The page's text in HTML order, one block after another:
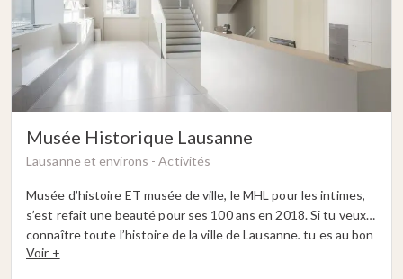
Musée Historique Lausanne
Lausanne et environs -Activités
Musée d’histoire ET musée de ville, le MHL pour les intimes,
s’est refait une beauté pour ses 100 ans en 2018. Si tu veux
connaître toute l’histoire de la ville de Lausanne, tu es au bon
endroit ! Abrité dans l’ancien Evêché, le MHL rassemble des
Voir +